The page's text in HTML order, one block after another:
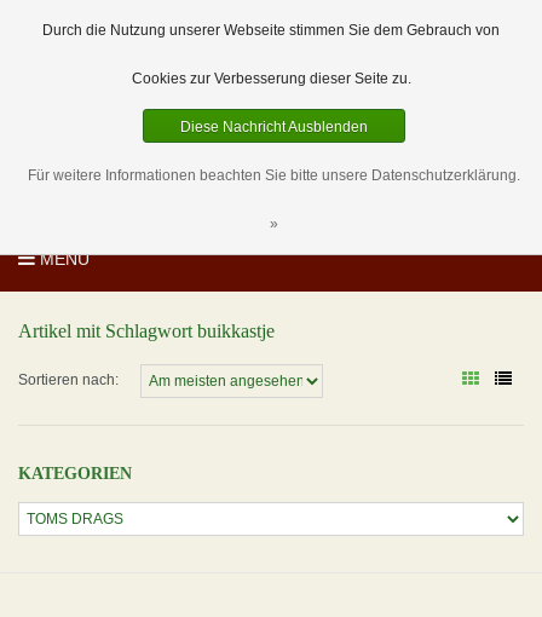
0 Artikel
DE
EUR
MENU
Artikel mit Schlagwort buikkastje
Sortieren nach:
KATEGORIEN
Durch die Nutzung unserer Webseite stimmen Sie dem Gebrauch von
Cookies zur Verbesserung dieser Seite zu.
Diese Nachricht Ausblenden
Für weitere Informationen beachten Sie bitte unsere Datenschutzerklärung.
»